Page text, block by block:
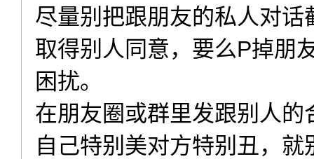
尽量别把跟朋友的私人对
取得别人同意，要么P掉朋
困扰。
在朋友圈或群里发跟别人
自己特别美对方特别丑，就